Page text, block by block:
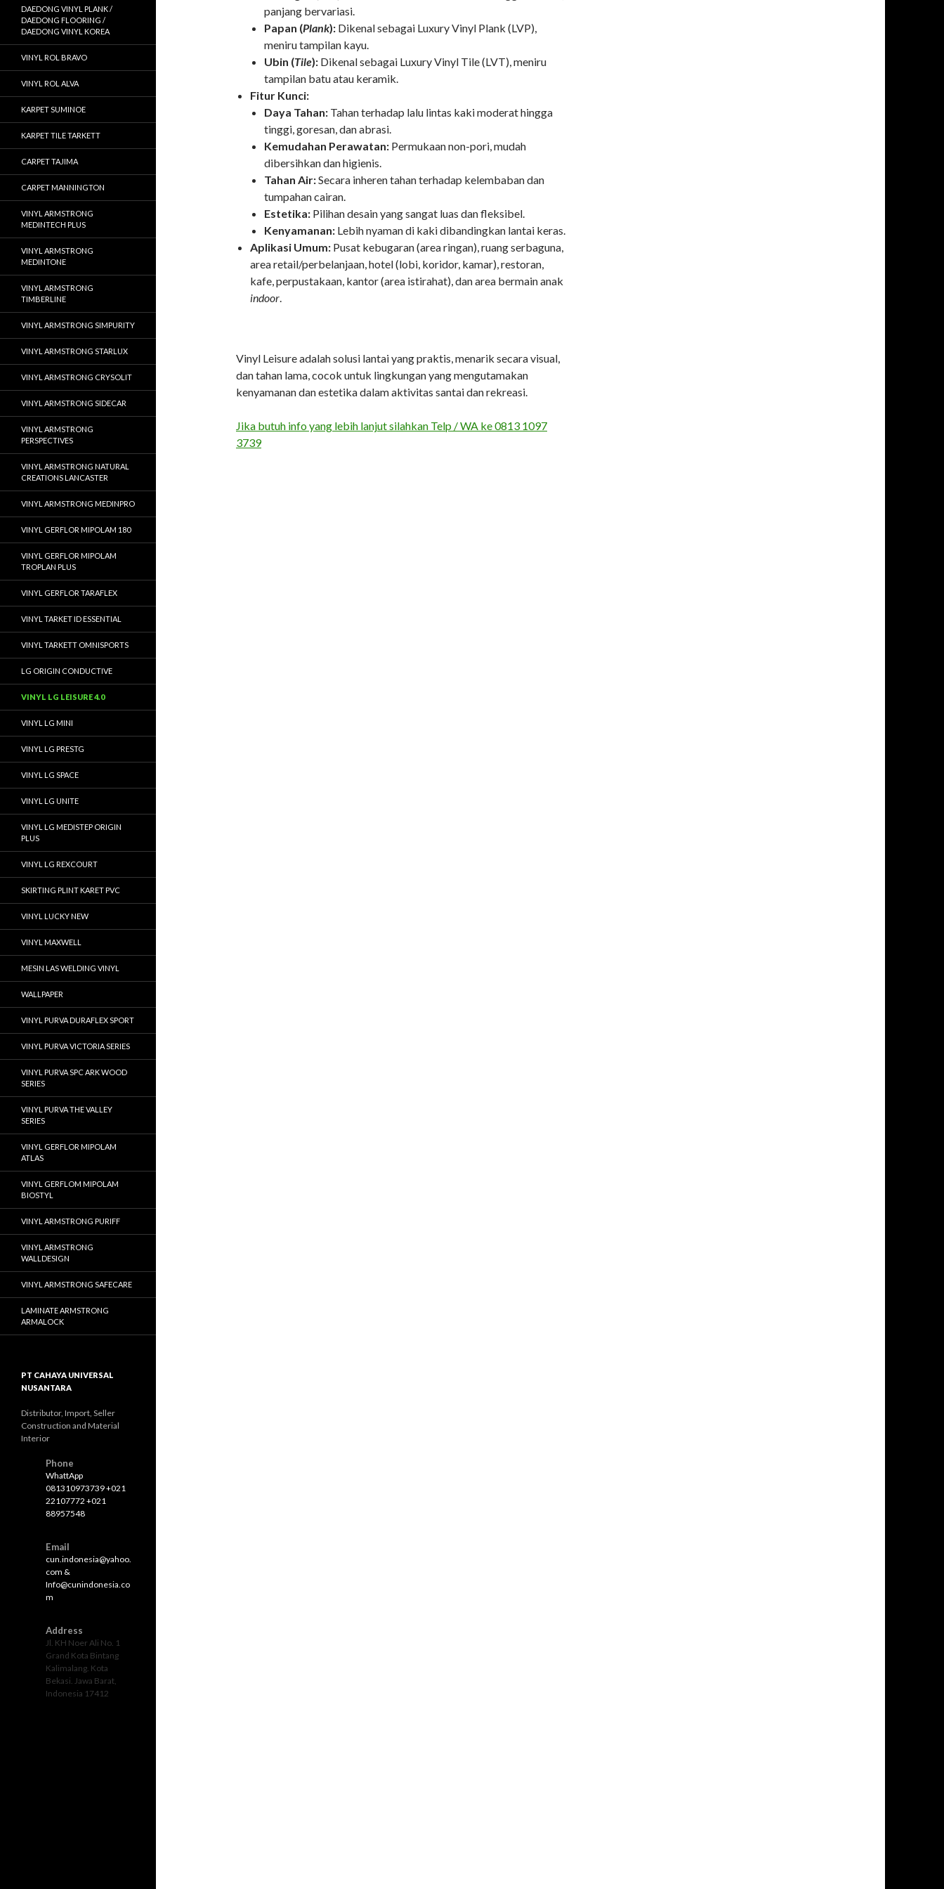
panjang bervariasi.
Papan (Plank): Dikenal sebagai Luxury Vinyl Plank (LVP),
meniru tampilan kayu.
Ubin (Tile): Dikenal sebagai Luxury Vinyl Tile (LVT), meniru
tampilan batu atau keramik.
Fitur Kunci:
Daya Tahan: Tahan terhadap lalu lintas kaki moderat hingga
tinggi, goresan, dan abrasi.
Kemudahan Perawatan: Permukaan non-pori, mudah
dibersihkan dan higienis.
Tahan Air:Secara inheren tahan terhadap kelembaban dan
tumpahan cairan.
Estetika: Pilihan desain yang sangat luas dan fleksibel.
Kenyamanan: Lebih nyaman di kaki dibandingkan lantai keras.
Aplikasi Umum: Pusat kebugaran (area ringan), ruang serbaguna,
area retail/perbelanjaan, hotel (lobi, koridor, kamar), restoran,
kafe, perpustakaan, kantor (area istirahat), dan area bermain anak
indoor.
Vinyl Leisure adalah solusi lantai yang praktis, menarik secara visual,
dan tahan lama, cocok untuk lingkungan yang mengutamakan
kenyamanan dan estetika dalam aktivitas santai dan rekreasi.
Jika butuh info yang lebih lanjut silahkan Telp / WA ke 0813 1097
3739
DAEDONG VINYL PLANK /
DAEDONG FLOORING /
DAEDONG VINYL KOREA
VINYL ROL BRAVO
VINYL ROL ALVA
KARPET SUMINOE
KARPET TILE TARKETT
CARPET TAJIMA
CARPET MANNINGTON
VINYL ARMSTRONG
MEDINTECH PLUS
VINYL ARMSTRONG
MEDINTONE
VINYL ARMSTRONG
TIMBERLINE
VINYL ARMSTRONG SIMPURITY
VINYL ARMSTRONG STARLUX
VINYL ARMSTRONG CRYSOLIT
VINYL ARMSTRONG SIDECAR
VINYL ARMSTRONG
PERSPECTIVES
VINYL ARMSTRONG NATURAL
CREATIONS LANCASTER
VINYL ARMSTRONG MEDINPRO
VINYL GERFLOR MIPOLAM 180
VINYL GERFLOR MIPOLAM
TROPLAN PLUS
VINYL GERFLOR TARAFLEX
VINYL TARKET ID ESSENTIAL
VINYL TARKETT OMNISPORTS
LG ORIGIN CONDUCTIVE
VINYL LG LEISURE 4.0
VINYL LG MINI
VINYL LG PRESTG
VINYL LG SPACE
VINYL LG UNITE
VINYL LG MEDISTEP ORIGIN
PLUS
VINYL LG REXCOURT
SKIRTING PLINT KARET PVC
VINYL LUCKY NEW
VINYL MAXWELL
MESIN LAS WELDING VINYL
WALLPAPER
VINYL PURVA DURAFLEX SPORT
VINYL PURVA VICTORIA SERIES
VINYL PURVA SPC ARK WOOD
SERIES
VINYL PURVA THE VALLEY
SERIES
VINYL GERFLOR MIPOLAM
ATLAS
VINYL GERFLOM MIPOLAM
BIOSTYL
VINYL ARMSTRONG PURIFF
VINYL ARMSTRONG
WALLDESIGN
VINYL ARMSTRONG SAFECARE
LAMINATE ARMSTRONG
ARMALOCK
PT CAHAYA UNIVERSAL
NUSANTARA
Distributor, Import, Seller
Construction and Material
Interior
Phone
WhattApp
081310973739 +021
22107772 +021
88957548
Email
cun.indonesia@yahoo.
com &
Info@cunindonesia.co
m
Address
Jl. KH Noer Ali No. 1
Grand Kota Bintang
Kalimalang. Kota
Bekasi. Jawa Barat,
Indonesia 17412